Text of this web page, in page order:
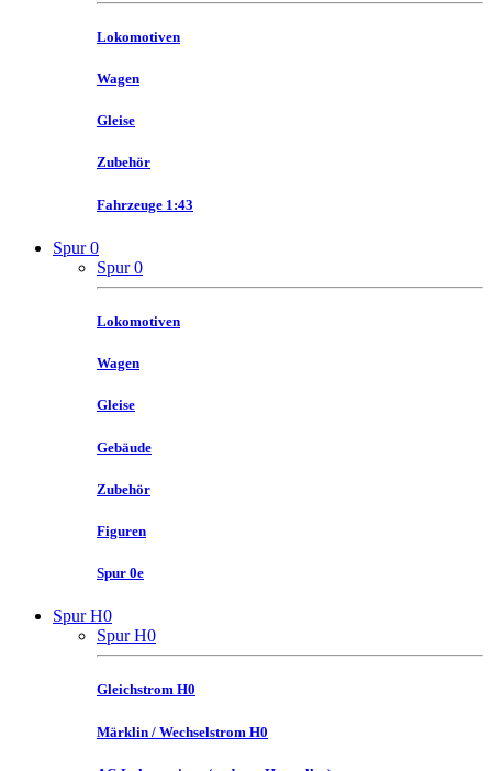
Lokomotiven
Wagen
Gleise
Zubehör
Fahrzeuge 1:43
Spur 0
Spur 0
Lokomotiven
Wagen
Gleise
Gebäude
Zubehör
Figuren
Spur 0e
Spur H0
Spur H0
Gleichstrom H0
Märklin / Wechselstrom H0